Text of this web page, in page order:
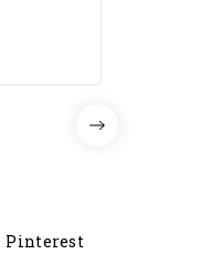
Pinterest